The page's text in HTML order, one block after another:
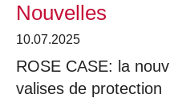
Nouvelles
10.07.2025
ROSE CASE: la
valises de protection